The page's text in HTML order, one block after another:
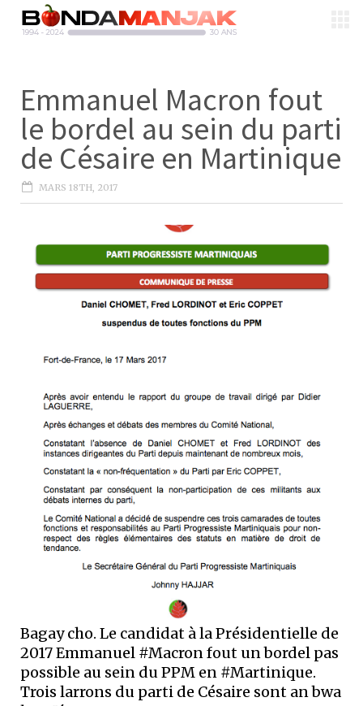
Emmanuel Macron fout
le bordel au sein du parti
de Césaire en Martinique
MARS 18TH, 2017
Bagay cho. Le candidat à la Présidentielle de
2017 Emmanuel #Macron fout un bordel pas
possible au sein du PPM en #Martinique.
Trois larrons du parti de Césaire sont an bwa